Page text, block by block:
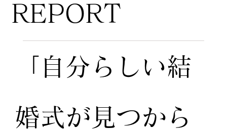
REPORT
「自分らしい結
婚式が見つから